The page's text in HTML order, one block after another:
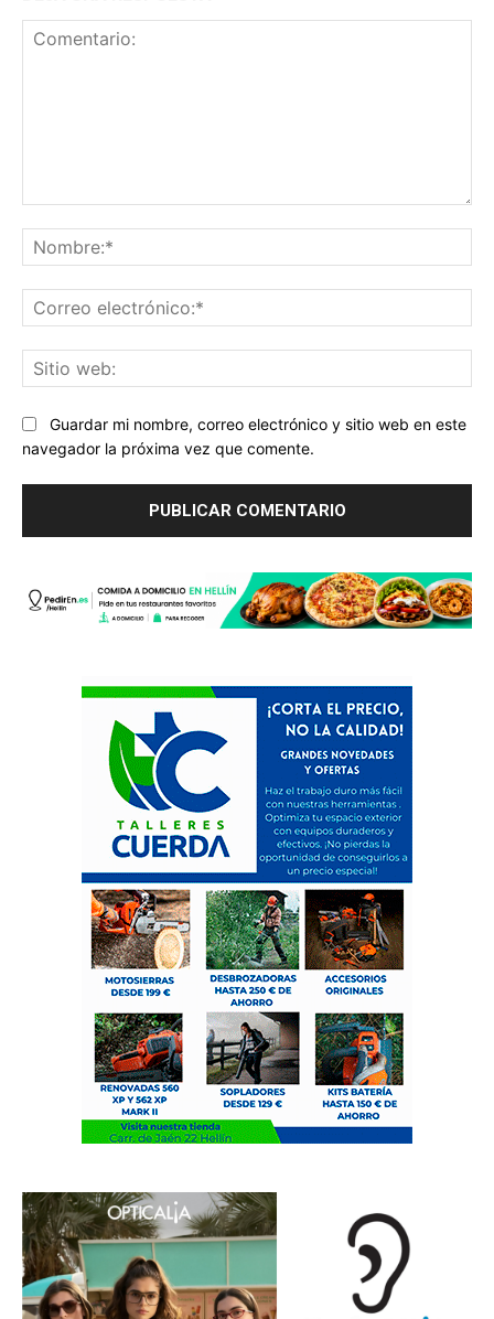
Guardar mi nombre, correo electrónico y sitio web en este
navegador la próxima vez que comente.